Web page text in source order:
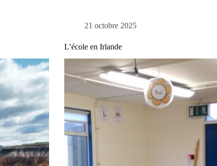
21 octobre 2025
L’école en Irlande